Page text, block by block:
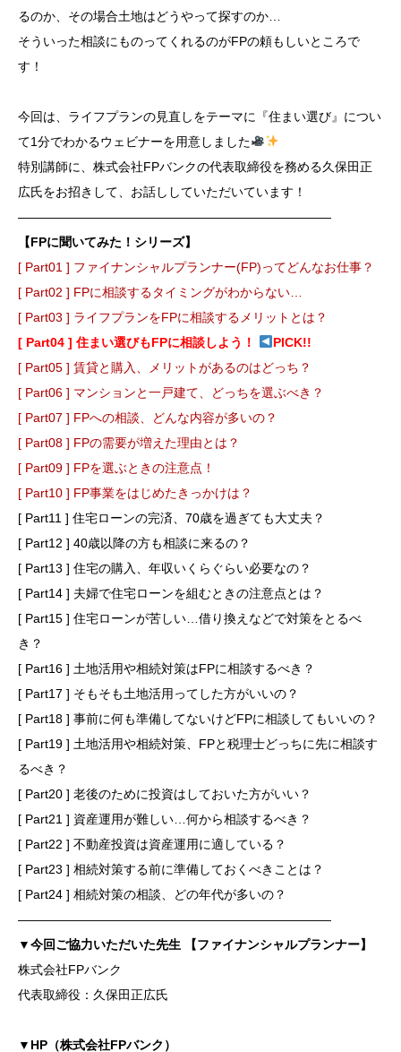
るのか、その場合土地はどうやって探すのか…
そういった相談にものってくれるのがFPの頼もしいところで
す！
今回は、ライフプランの見直しをテーマに『住まい選び』につい
て1分でわかるウェビナーを用意しました
特別講師に、株式会社FPバンクの代表取締役を務める久保田正
広氏をお招きして、お話ししていただいています！
―――――――――――――――――――――――――
【FPに聞いてみた！シリーズ】
[ Part01 ] ファイナンシャルプランナー(FP)ってどんなお仕事？
[ Part02 ] FPに相談するタイミングがわからない…
[ Part03 ] ライフプランをFPに相談するメリットとは？
[ Part04 ] 住まい選びもFPに相談しよう！
PICK!!
[ Part05 ] 賃貸と購入、メリットがあるのはどっち？
[ Part06 ] マンションと一戸建て、どっちを選ぶべき？
[ Part07 ] FPへの相談、どんな内容が多いの？
[ Part08 ] FPの需要が増えた理由とは？
[ Part09 ] FPを選ぶときの注意点！
[ Part10 ] FP事業をはじめたきっかけは？
[ Part11 ] 住宅ローンの完済、70歳を過ぎても大丈夫？
[ Part12 ] 40歳以降の方も相談に来るの？
[ Part13 ] 住宅の購入、年収いくらぐらい必要なの？
[ Part14 ] 夫婦で住宅ローンを組むときの注意点とは？
[ Part15 ] 住宅ローンが苦しい…借り換えなどで対策をとるべ
き？
[ Part16 ] 土地活用や相続対策はFPに相談するべき？
[ Part17 ] そもそも土地活用ってした方がいいの？
[ Part18 ] 事前に何も準備してないけどFPに相談してもいいの？
[ Part19 ] 土地活用や相続対策、FPと税理士どっちに先に相談す
るべき？
[ Part20 ] 老後のために投資はしておいた方がいい？
[ Part21 ] 資産運用が難しい…何から相談するべき？
[ Part22 ] 不動産投資は資産運用に適している？
[ Part23 ] 相続対策する前に準備しておくべきことは？
[ Part24 ] 相続対策の相談、どの年代が多いの？
―――――――――――――――――――――――――
▼今回ご協力いただいた先生 【ファイナンシャルプランナー】
株式会社FPバンク
代表取締役：久保田正広氏
▼HP（株式会社FPバンク）